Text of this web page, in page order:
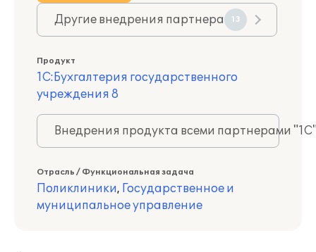
Другие внедрения партнера 13
Продукт
1С:Бухгалтерия государственного
учреждения 8
Внедрения продукта всеми партнерами
Отрасль / Функциональная задача
Поликлиники, Государственное и
муниципальное управление